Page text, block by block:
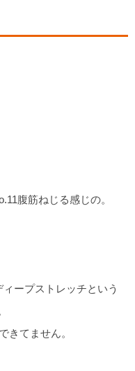
腹筋ねじる感じの。
ープストレッチという
きてません。